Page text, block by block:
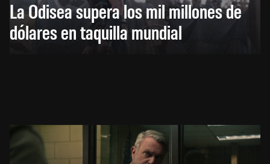
La Odisea supera los mil millones de
dólares en taquilla mundial